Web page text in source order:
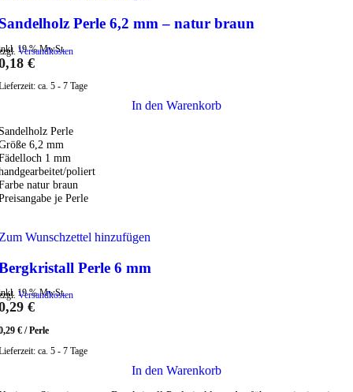
Perle 6,2 mm – natur braun
19 % MwSt.
Versandkosten
€
ca. 5 - 7 Tage
In den Warenkorb
Perle
6,2 mm
1 mm
poliert
natur braun
je Perle
Wunschzettel hinzufügen
Perle 6 mm
19 % MwSt.
Versandkosten
€
€ /Perle
ca. 5 - 7 Tage
In den Warenkorb